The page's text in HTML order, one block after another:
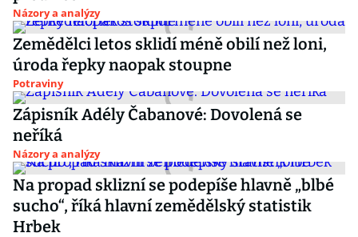
Názory a analýzy
Zemědělci letos sklidí méně obilí než loni,
úroda řepky naopak stoupne
Potraviny
Zápisník Adély Čabanové: Dovolená se
neříká
Názory a analýzy
Na propad sklizní se podepíše hlavně „blbé
sucho“, říká hlavní zemědělský statistik
Hrbek